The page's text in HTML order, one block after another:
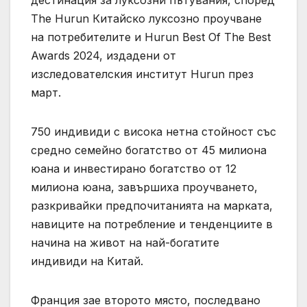
The ​​Hurun Китайско луксозно проучване
на потребителите и Hurun Best Of The Best
Awards 2024, издадени от
изследователския институт Hurun през
март.
750 индивиди с висока нетна стойност със
средно семейно богатство от 45 милиона
юана и инвестирано богатство от 12
милиона юана, завършиха проучването,
разкривайки предпочитанията на марката,
навиците на потребление и тенденциите в
начина на живот на най-богатите
индивиди на Китай.
Франция зае второто място, последвано